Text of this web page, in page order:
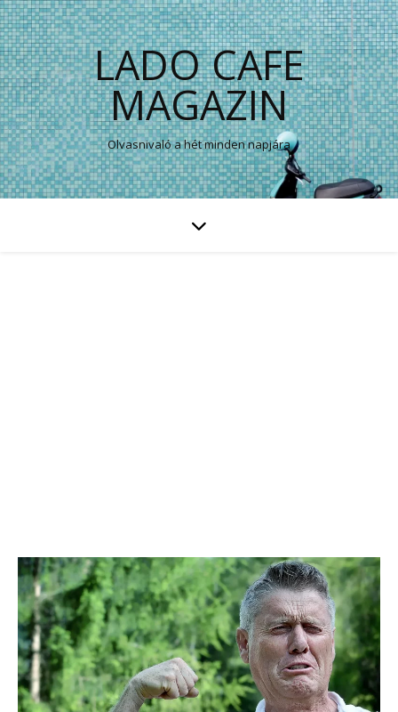
LADO CAFE
MAGAZIN
Olvasnivaló a hét minden napjára